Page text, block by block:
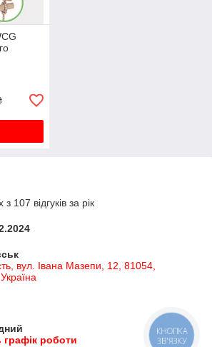
107 відгуків за рік
вул. Івана Мазепи, 12, 81054,
графік роботи
КНОПКА
ЗВ'ЯЗКУ